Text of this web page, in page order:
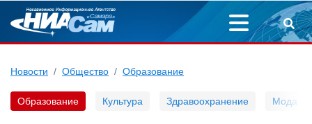
Новости Общество Образование
Образование Культура Здравоохранение Мода